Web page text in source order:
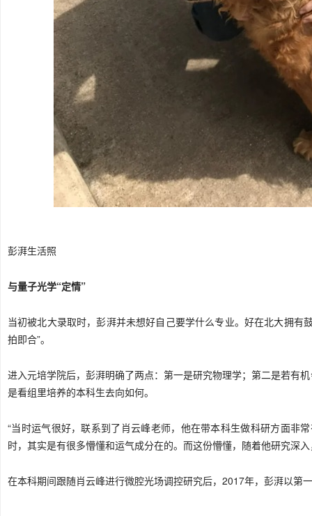
彭湃生活照
与量子光学“定情”
当初被北大录取时，彭湃并未想好自己要学什么专业。好在北大拥
拍即合”。
进入元培学院后，彭湃明确了两点：第一是研究物理学；第二是若有
是看组里培养的本科生去向如何。
“当时运气很好，联系到了肖云峰老师，他在带本科生做科研方面非
时，其实是有很多懵懂和运气成分在的。而这份懵懂，随着他研究深
在本科期间跟随肖云峰进行微腔光场调控研究后，2017年，彭湃以第